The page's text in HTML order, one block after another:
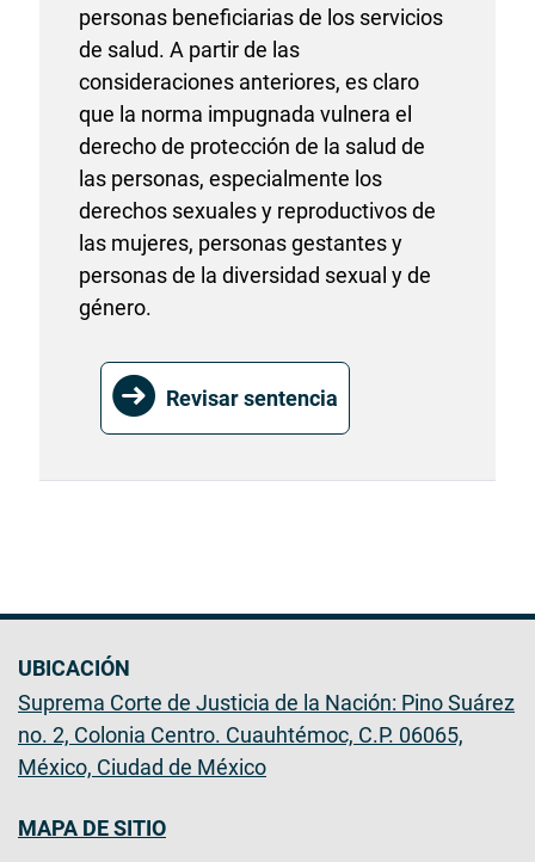
personas beneficiarias de los servicios
de salud. A partir de las
consideraciones anteriores, es claro
que la norma impugnada vulnera el
derecho de protección de la salud de
las personas, especialmente los
derechos sexuales y reproductivos de
las mujeres, personas gestantes y
personas de la diversidad sexual y de
género.
Revisar sentencia
UBICACIÓN
Suprema Corte de Justicia de la Nación: Pino Suárez
no. 2, Colonia Centro. Cuauhtémoc, C.P. 06065,
México, Ciudad de México
MAPA DE SITIO